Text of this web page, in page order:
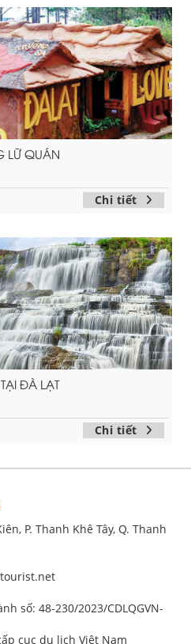
LỮ QUÁN
Chi tiết
ĐÀ LẠT
Chi tiết
P. Thanh Khê Tây, Q. Thanh
số: 48-230/2023/CDLQGVN-
cục du lịch Việt Nam